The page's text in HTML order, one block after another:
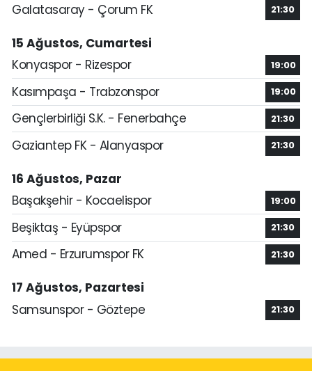
Galatasaray - Çorum FK
21:30
15 Ağustos, Cumartesi
Konyaspor - Rizespor
19:00
Kasımpaşa - Trabzonspor 19:00
Gençlerbirliği S.K. - Fenerbahçe 21:30
Gaziantep FK - Alanyaspor 21:30
16 Ağustos, Pazar
Başakşehir - Kocaelispor
19:00
Beşiktaş - Eyüpspor 21:30
Amed - Erzurumspor FK 21:30
17 Ağustos, Pazartesi
Samsunspor - Göztepe
21:30